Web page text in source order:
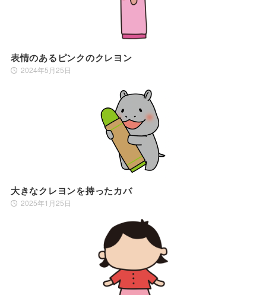
表情のあるピンクのクレヨン
2024年5月25日
大きなクレヨンを持ったカバ
2025年1月25日